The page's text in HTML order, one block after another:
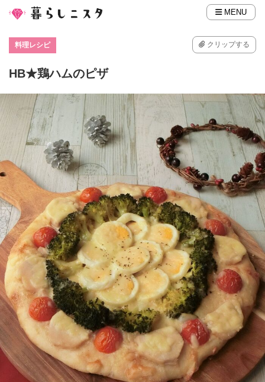
MENU
料理レシピ クリップする
HB★鶏ハムのピザ